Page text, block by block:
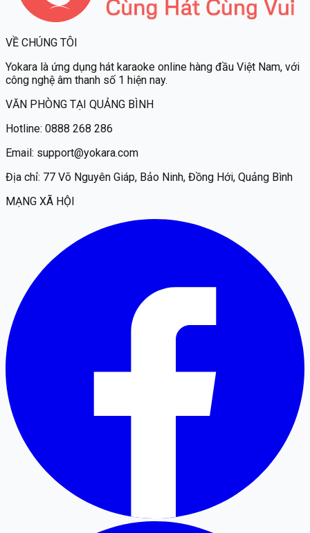
VỀ CHÚNG TÔI
Yokara là ứng dụng hát karaoke online hàng đầu Việt Nam, với
công nghệ âm thanh số 1 hiện nay.
VĂN PHÒNG TẠI QUẢNG BÌNH
Hotline: 0888 268 286
Email: support@yokara.com
Địa chỉ: 77 Võ Nguyên Giáp, Bảo Ninh, Đồng Hới, Quảng Bình
MẠNG XÃ HỘI